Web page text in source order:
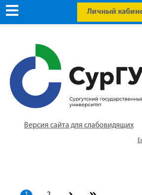
Личный
Версия сайта для слабовидящих